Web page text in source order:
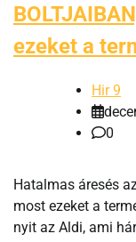
ezeket a
Hir 9
0
Hatalmas áresés
most ezeket a
nyit az Aldi, ami